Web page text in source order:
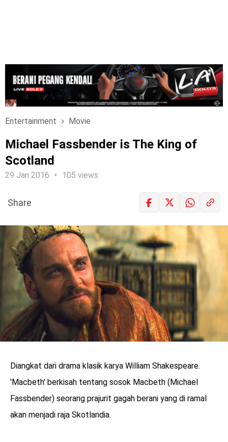
Entertainment Movie
Michael Fassbender is The King of
Scotland
29 Jan 2016 105 views
benefit
LOGIN
Share
Diangkat dari drama klasik karya William Shakespeare.
'Macbeth' berkisah tentang sosok Macbeth (Michael
Fassbender) seorang prajurit gagah berani yang di ramal
akan menjadi raja Skotlandia.